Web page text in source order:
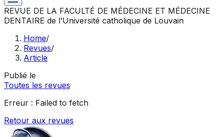
REVUE DE LA FACULTÉ DE MÉDECINE ET MÉDECINE
DENTAIRE de l’Université catholique de Louvain
Home/
Revues/
Article
Publié le
Toutes les revues
Erreur : Failed to fetch
Retour aux revues